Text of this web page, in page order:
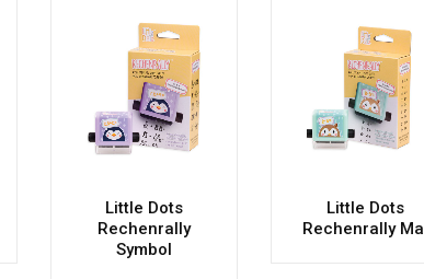
Little Dots
Rechenrally
Symbol
Little Dots
Rechenrally Mal